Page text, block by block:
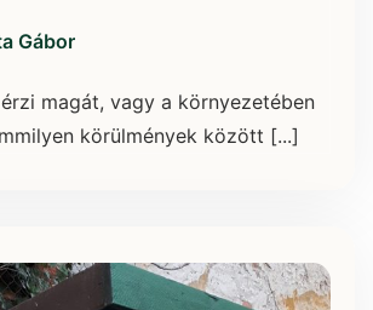
Gábor
magát, vagy a környezetében
körülmények között [...]